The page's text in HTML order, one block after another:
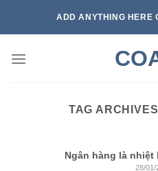
ADD ANYTHING HERE
TAG
Ngân hàng là
28/01/